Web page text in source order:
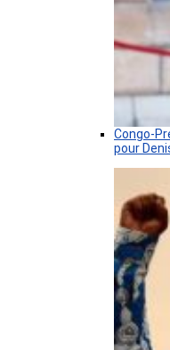
Congo-
pour